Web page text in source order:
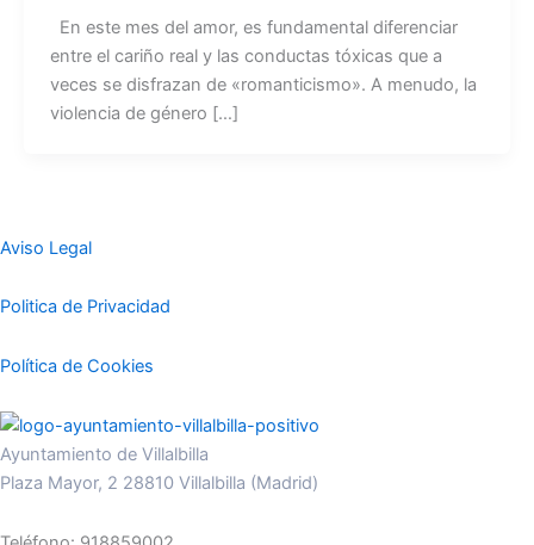
En este mes del amor, es fundamental diferenciar
entre el cariño real y las conductas tóxicas que a
veces se disfrazan de «romanticismo». A menudo, la
violencia de género […]
Aviso Legal
Politica de Privacidad
Política de Cookies
Ayuntamiento de Villalbilla
Plaza Mayor, 2 28810 Villalbilla (Madrid)